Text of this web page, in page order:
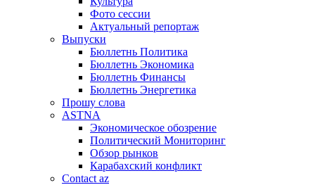
Фото сессии
Актуальный репортаж
Выпуски
Бюллетнь Политика
Бюллетнь Экономика
Бюллетнь Финансы
Бюллетнь Энергетика
Прошу слова
ASTNA
Экономическое обозрение
Политический Мониторинг
Обзор рынков
Карабахский конфликт
Contact az